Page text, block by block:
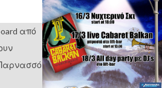
από